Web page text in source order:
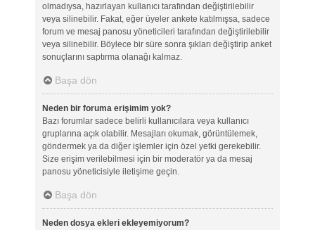
olmadıysa, hazırlayan kullanıcı tarafından değiştirilebilir
veya silinebilir. Fakat, eğer üyeler ankete katılmışsa, sadece
forum ve mesaj panosu yöneticileri tarafından değiştirilebilir
veya silinebilir. Böylece bir süre sonra şıkları değiştirip anket
sonuçlarını saptırma olanağı kalmaz.
Başa dön
Neden bir foruma erişimim yok?
Bazı forumlar sadece belirli kullanıcılara veya kullanıcı
gruplarına açık olabilir. Mesajları okumak, görüntülemek,
göndermek ya da diğer işlemler için özel yetki gerekebilir.
Size erişim verilebilmesi için bir moderatör ya da mesaj
panosu yöneticisiyle iletişime geçin.
Başa dön
Neden dosya ekleri ekleyemiyorum?